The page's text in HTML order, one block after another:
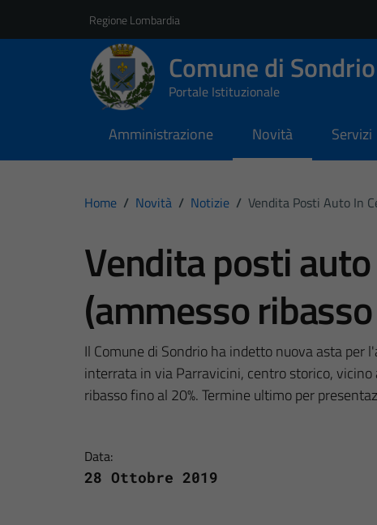
Regione Lombardia
Comune di Sondrio
Portale Istituzionale
Amministrazione Novità Servizi
Home / Novità / Notizie / Vendita Posti Auto In
Vendita posti
(ammesso
Il Comune di Sondrio ha indetto nuova asta
interrata in via Parravicini, centro storico,
ribasso fino al 20%. Termine ultimo per
Data:
28 Ottobre 2019